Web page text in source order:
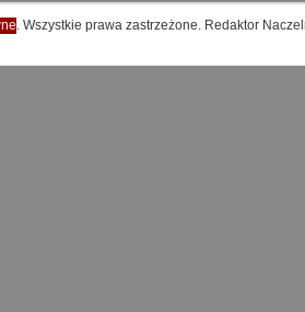
. Wszystkie prawa zastrzeżone. Redaktor